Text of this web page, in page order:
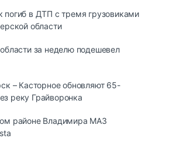
погиб в ДТП с тремя грузовиками
области
за неделю подешевел
– Касторное обновляют 65-
реку Грайворонка
районе Владимира МАЗ